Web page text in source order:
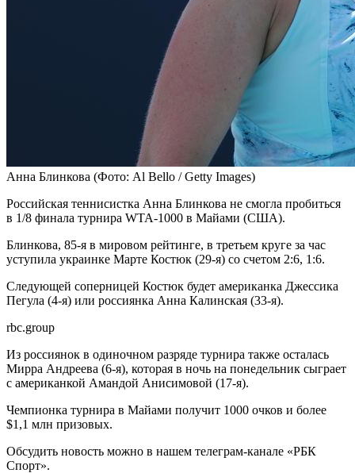
Анна Блинкова (Фото: Al Bello / Getty Images)
Российская теннисистка Анна Блинкова не смогла пробиться
в 1/8 финала турнира WTA-1000 в Майами (США).
Блинкова, 85-я в мировом рейтинге, в третьем круге за час
уступила украинке Марте Костюк (29-я) со счетом 2:6, 1:6.
Следующей соперницей Костюк будет американка Джессика
Пегула (4-я) или россиянка Анна Калинская (33-я).
rbc.group
Из россиянок в одиночном разряде турнира также осталась
Мирра Андреева (6-я), которая в ночь на понедельник сыграет
с американкой Амандой Анисимовой (17-я).
Чемпионка турнира в Майами получит 1000 очков и более
$1,1 млн призовых.
Обсудить новость можно в нашем телеграм-канале «РБК
Спорт».